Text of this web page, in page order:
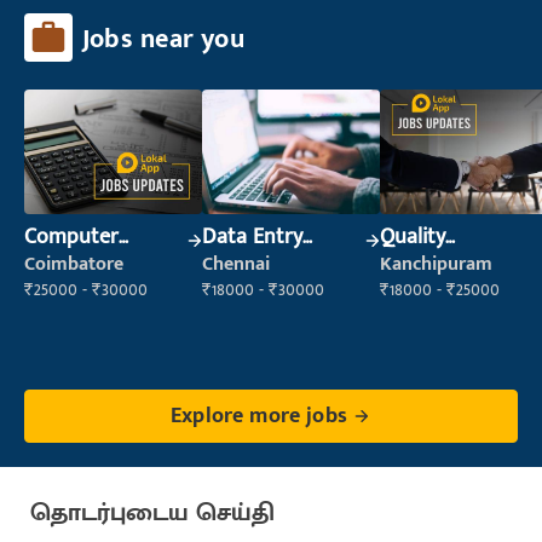
Jobs near you
Computer
Operator
Coimbatore
₹25000 - ₹30000
Data Entry
Operator
Chennai
₹18000 - ₹30000
Quality
Inspector
Kanchipuram
₹18000 - ₹25000
Explore more jobs
தொடர்புடைய செய்தி